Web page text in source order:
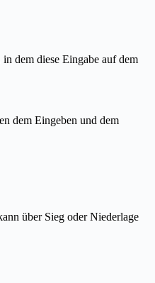
dem diese Eingabe auf dem
dem Eingeben und dem
über Sieg oder Niederlage